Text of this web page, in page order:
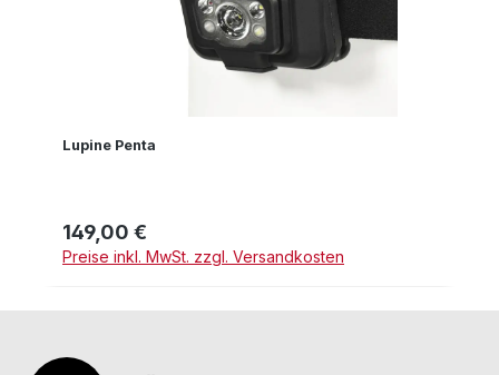
Lupine Penta
Regulärer Preis:
149,00 €
Preise inkl. MwSt. zzgl. Versandkosten